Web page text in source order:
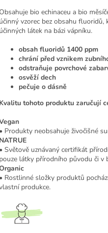
Obsahuje bio echinaceu a bio
účinný vzorec bez obsahu
účinných látek na bázi vápníku.
obsah fluoridů 1400 ppm
chrání před vznikem
odstraňuje povrchové
osvěží dech
pečuje o dásně
Kvalitu tohoto produktu zaručují
• Produkty neobsahuje živočišné
NATRUE
• Světově uznávaný certifikát
pouze látky přírodního původu či v
• Rostlinné složky produktů
produkce.